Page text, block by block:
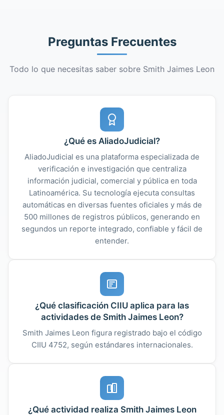
Preguntas Frecuentes
Todo lo que necesitas saber sobre Smith Jaimes Leon
¿Qué es AliadoJudicial?
AliadoJudicial es una plataforma especializada de
verificación e investigación que centraliza
información judicial, comercial y pública en toda
Latinoamérica. Su tecnología ejecuta consultas
automáticas en diversas fuentes oficiales y más de
500 millones de registros públicos, generando en
segundos un reporte integrado, confiable y fácil de
entender.
¿Qué clasificación CIIU aplica para las
actividades de Smith Jaimes Leon?
Smith Jaimes Leon figura registrado bajo el código
CIIU 4752, según estándares internacionales.
¿Qué actividad realiza Smith Jaimes Leon